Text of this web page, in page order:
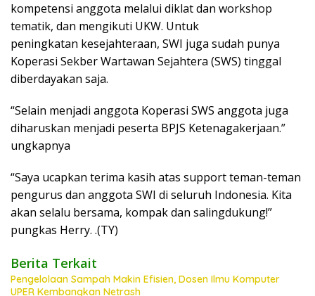
kompetensi anggota melalui diklat dan workshop
tematik, dan mengikuti UKW. Untuk
peningkatan kesejahteraan, SWI juga sudah punya
Koperasi Sekber Wartawan Sejahtera (SWS) tinggal
diberdayakan saja.
“Selain menjadi anggota Koperasi SWS anggota juga
diharuskan menjadi peserta BPJS Ketenagakerjaan.”
ungkapnya
“Saya ucapkan terima kasih atas support teman-teman
pengurus dan anggota SWI di seluruh Indonesia. Kita
akan selalu bersama, kompak dan salingdukung!”
pungkas Herry. .(TY)
Berita Terkait
Pengelolaan Sampah Makin Efisien, Dosen Ilmu Komputer
UPER Kembangkan Netrash